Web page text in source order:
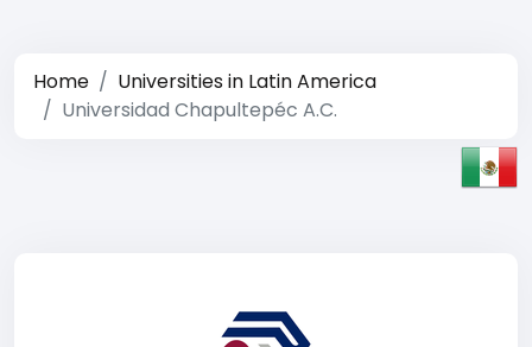
Home
Universities in Latin America
Universidad Chapultepéc A.C.